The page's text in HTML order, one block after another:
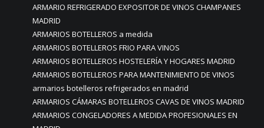
ARMARIO REFRIGERADO EXPOSITOR DE VINOS CHAMPANES
MADRID
ARMARIOS BOTELLEROS a medida
ARMARIOS BOTELLEROS FRIO PARA VINOS
ARMARIOS BOTELLEROS HOSTELERÍA Y HOGARES MADRID
ARMARIOS BOTELLEROS PARA MANTENIMIENTO DE VINOS
armarios botelleros refrigerados en madrid
ARMARIOS CÁMARAS BOTELLEROS CAVAS DE VINOS MADRID
ARMARIOS CONGELADORES A MEDIDA PROFESIONALES EN